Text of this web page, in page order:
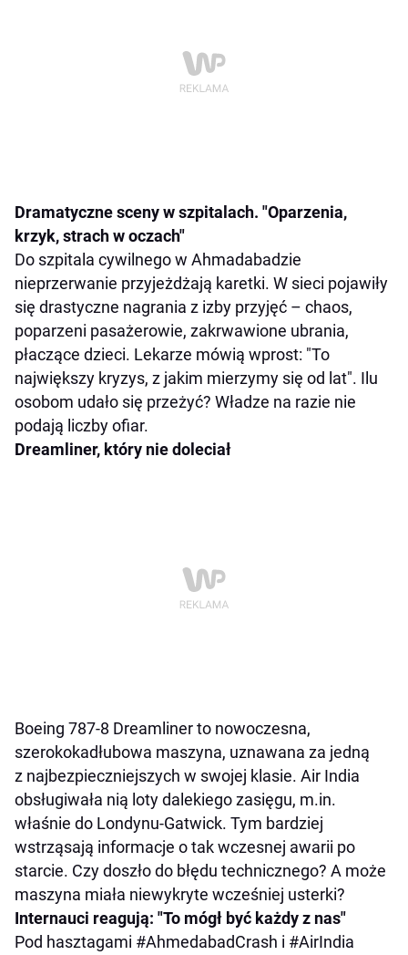
Dramatyczne sceny w szpitalach. "Oparzenia,
krzyk, strach w oczach"
Do szpitala cywilnego w Ahmadabadzie
nieprzerwanie przyjeżdżają karetki. W sieci pojawiły
się drastyczne nagrania z izby przyjęć – chaos,
poparzeni pasażerowie, zakrwawione ubrania,
płaczące dzieci. Lekarze mówią wprost: "To
największy kryzys, z jakim mierzymy się od lat". Ilu
osobom udało się przeżyć? Władze na razie nie
podają liczby ofiar.
Dreamliner, który nie doleciał
Boeing 787-8 Dreamliner to nowoczesna,
szerokokadłubowa maszyna, uznawana za jedną
z najbezpieczniejszych w swojej klasie. Air India
obsługiwała nią loty dalekiego zasięgu, m.in.
właśnie do Londynu-Gatwick. Tym bardziej
wstrząsają informacje o tak wczesnej awarii po
starcie. Czy doszło do błędu technicznego? A może
maszyna miała niewykryte wcześniej usterki?
Internauci reagują: "To mógł być każdy z nas"
Pod hasztagami #AhmedabadCrash i #AirIndia